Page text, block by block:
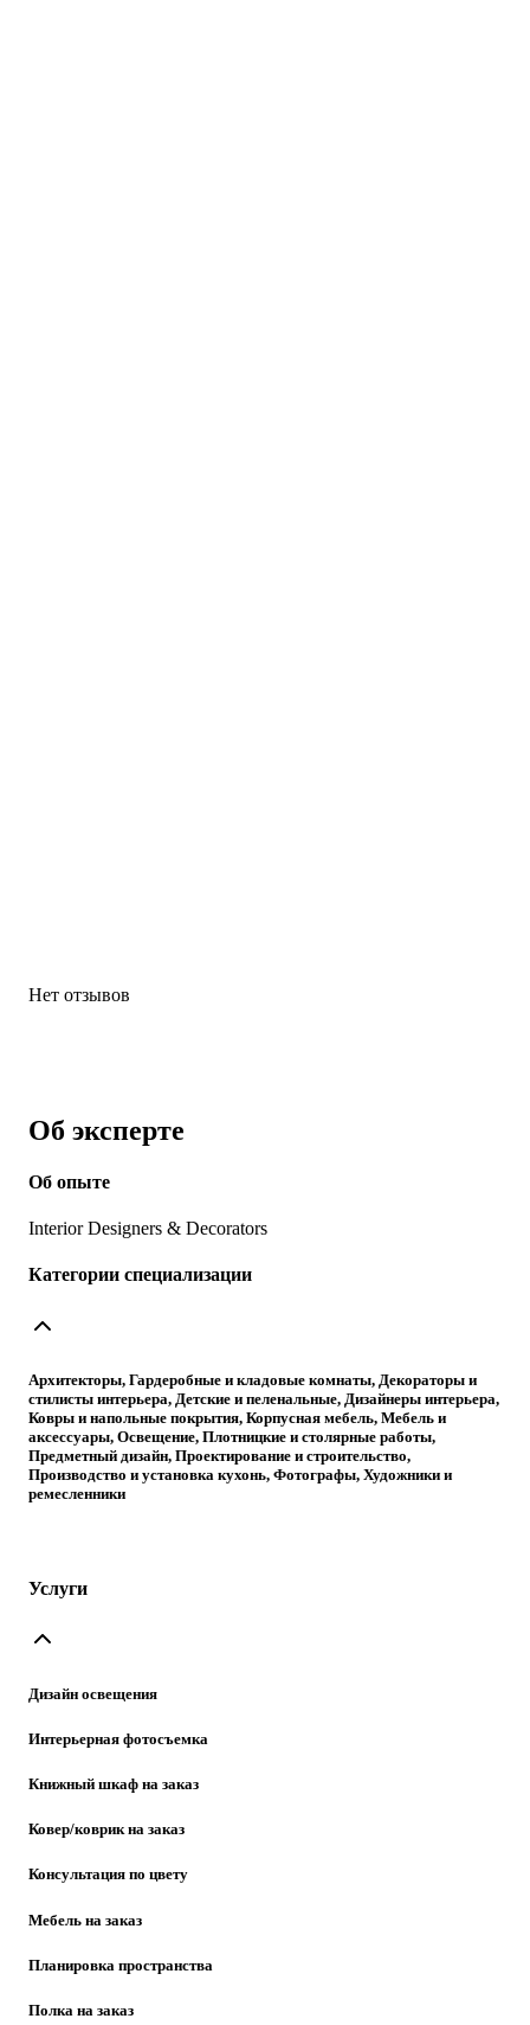
Нет отзывов
Об эксперте
Об опыте
Interior Designers & Decorators
Категории специализации
Архитекторы, Гардеробные и кладовые комнаты, Декораторы и
стилисты интерьера, Детские и пеленальные, Дизайнеры интерьера,
Ковры и напольные покрытия, Корпусная мебель, Мебель и
аксессуары, Освещение, Плотницкие и столярные работы,
Предметный дизайн, Проектирование и строительство,
Производство и установка кухонь, Фотографы, Художники и
ремесленники
Услуги
Дизайн освещения
Интерьерная фотосъемка
Книжный шкаф на заказ
Ковер/коврик на заказ
Консультация по цвету
Мебель на заказ
Планировка пространства
Полка на заказ